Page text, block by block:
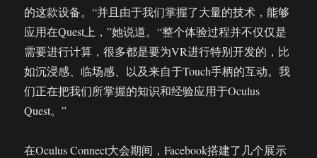
的这款设备。“并且由于我们掌握了大量的技术，能够
应用在Quest上，”她说道。“整个体验过程并不仅仅是
需要进行计算，很多都是要为VR进行特别开发的，比
如沉浸感、临场感、以及来自于Touch手柄的互动。我
们正在把我们所掌握的知识和经验应用于Oculus
Quest。”
在Oculus Connect大会期间，Facebook搭建了几个展示